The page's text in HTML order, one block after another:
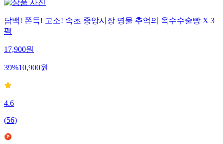
담백! 쫀득! 고소! 속초 중앙시장 명물 추억의 옥수수술빵 X 3
팩
17,900원
39%10,900원
4.6
(56)